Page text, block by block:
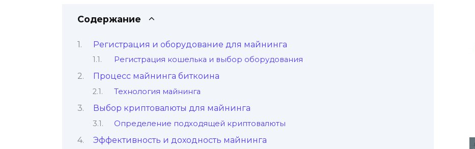
Содержание
Региcтрация и оборудование для майнингa
Регистрация кошелька и выбор оборудования
Процесс майнинга биткоина
Технология майнинга
Выбор криптовалюты для майнинга
Определение подходящей криптовалюты
Эффективность и доходность майнинга